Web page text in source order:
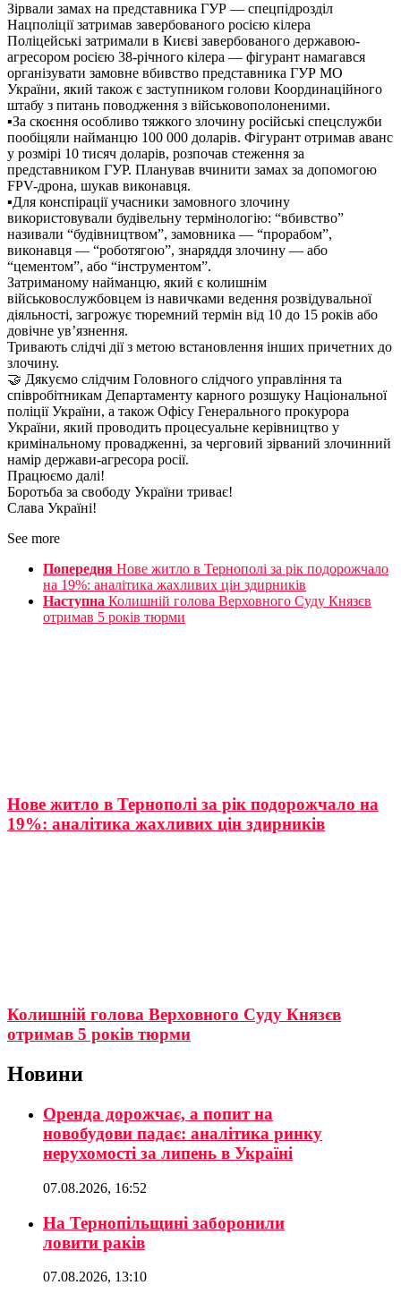
Зірвали замах на представника ГУР ― спецпідрозділ
Нацполіції затримав завербованого росією кілера
Поліцейські затримали в Києві завербованого державою-
агресором росією 38-річного кілера ― фігурант намагався
організувати замовне вбивство представника ГУР МО
України, який також є заступником голови Координаційного
штабу з питань поводження з військовополоненими.
▪️За скоєння особливо тяжкого злочину російські спецслужби
пообіцяли найманцю 100 000 доларів. Фігурант отримав аванс
у розмірі 10 тисяч доларів, розпочав стеження за
представником ГУР. Планував вчинити замах за допомогою
FPV-дрона, шукав виконавця.
▪️Для конспірації учасники замовного злочину
використовували будівельну термінологію: “вбивство”
називали “будівництвом”, замовника ― “прорабом”,
виконавця ― “роботягою”, знаряддя злочину ― або
“цементом”, або “інструментом”.
Затриманому найманцю, який є колишнім
військовослужбовцем із навичками ведення розвідувальної
діяльності, загрожує тюремний термін від 10 до 15 років або
довічне ув’язнення.
Тривають слідчі дії з метою встановлення інших причетних до
злочину.
🤝 Дякуємо слідчим Головного слідчого управління та
співробітникам Департаменту карного розшуку Національної
поліції України, а також Офісу Генерального прокурора
України, який проводить процесуальне керівництво у
кримінальному провадженні, за черговий зірваний злочинний
намір держави-агресора росії.
Працюємо далі!
Боротьба за свободу України триває!
Слава Україні!
See more
Попередня Нове житло в Тернополі за рік подорожчало
на 19%: аналітика жахливих цін здирників
Наступна Колишній голова Верховного Суду Князєв
отримав 5 років тюрми
Нове житло в Тернополі за рік подорожчало на
19%: аналітика жахливих цін здирників
Колишній голова Верховного Суду Князєв
отримав 5 років тюрми
Новини
Оренда дорожчає, а попит на
новобудови падає: аналітика ринку
нерухомості за липень в Україні
07.08.2026, 16:52
На Тернопільщині заборонили
ловити раків
07.08.2026, 13:10